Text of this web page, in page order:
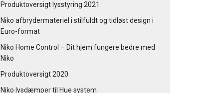
Produktoversigt lysstyring 2021
Niko afbrydermateriel i stilfuldt og tidløst design i
Euro-format
Niko Home Control – Dit hjem fungere bedre med
Niko
Produktoversigt 2020
Niko lysdæmper til Hue system